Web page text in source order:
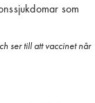
som
ser till att vaccinet når